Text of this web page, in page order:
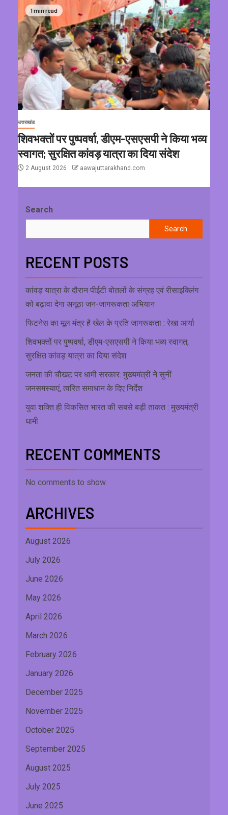
1 min read
उत्तराखंड
शिवभक्तों पर पुष्पवर्षा, डीएम-एसएसपी ने किया भव्य
स्वागत; सुरक्षित कांवड़ यात्रा का दिया संदेश
2 August 2026 aawajuttarakhand.com
Search
Search
RECENT POSTS
कांवड़ यात्रा के दौरान पीईटी बोतलों के संग्रह एवं रीसाइक्लिंग
को बढ़ावा देगा अनूठा जन-जागरूकता अभियान
फिटनेस का मूल मंत्र है खेल के प्रति जागरूकता : रेखा आर्या
शिवभक्तों पर पुष्पवर्षा, डीएम-एसएसपी ने किया भव्य स्वागत;
सुरक्षित कांवड़ यात्रा का दिया संदेश
जनता की चौखट पर धामी सरकार: मुख्यमंत्री ने सुनीं
जनसमस्याएं, त्वरित समाधान के दिए निर्देश
युवा शक्ति ही विकसित भारत की सबसे बड़ी ताकत : मुख्यमंत्री
धामी
RECENT COMMENTS
No comments to show.
ARCHIVES
August 2026
July 2026
June 2026
May 2026
April 2026
March 2026
February 2026
January 2026
December 2025
November 2025
October 2025
September 2025
August 2025
July 2025
June 2025